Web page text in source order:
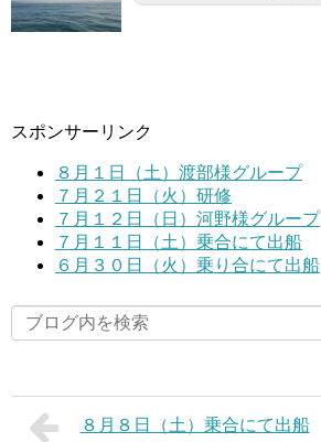
スポンサーリンク
８月１日（土）渡部様グループ
７月２１日（火）研修
７月１２日（日）河野様グループ
７月１１日（土）乗合にて出船
６月３０日（火）乗り合にて出船
８月８日（土）乗合にて出船